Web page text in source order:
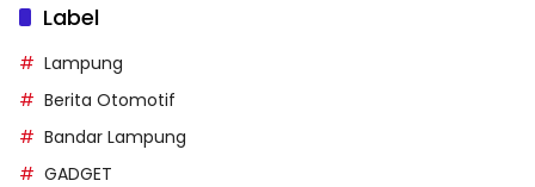
Label
Lampung
Berita Otomotif
Bandar Lampung
GADGET